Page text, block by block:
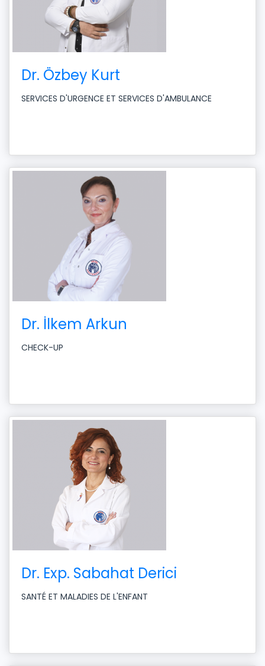
Dr. Özbey Kurt
SERVICES D'URGENCE ET SERVICES D'AMBULANCE
Dr. İlkem Arkun
CHECK-UP
Dr. Exp. Sabahat Derici
SANTÉ ET MALADIES DE L'ENFANT